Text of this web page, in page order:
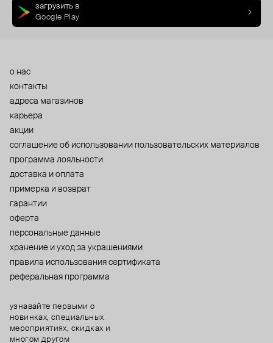
загрузить в
Google Play
о нас
контакты
адреса магазинов
карьера
акции
cоглашение об использовании пользовательских материалов
программа лояльности
доставка и оплата
примерка и возврат
гарантии
оферта
персональные данные
хранение и уход за украшениями
правила использования сертификата
реферальная программа
узнавайте первыми о
новинках, специальных
мероприятиях, скидках и
многом другом